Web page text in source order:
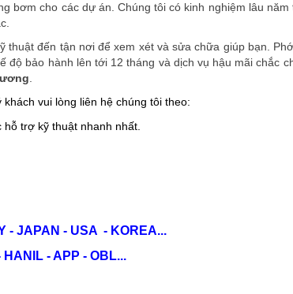
bơm cho các dự án. Chúng tôi có kinh nghiệm lâu
thuật đến tận nơi để xem xét và sửa chữa giúp bạn.
bảo hành lên tới 12 tháng và dịch vụ hậu mãi chắc
vui lòng liên hệ chúng tôi theo:
hỗ trợ kỹ thuật nhanh nhất.
- JAPAN - USA - KOREA...
- APP - OBL...